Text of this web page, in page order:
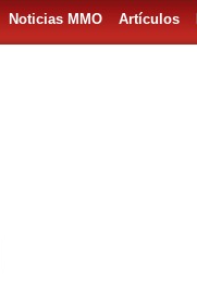
Noticias MMO Artículos